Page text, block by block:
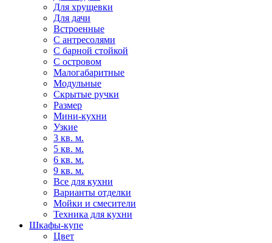
Для хрущевки
Для дачи
Встроенные
С антресолями
С барной стойкой
С островом
Малогабаритные
Модульные
Скрытые ручки
Размер
Мини-кухни
Узкие
3 кв. м.
5 кв. м.
6 кв. м.
9 кв. м.
Все для кухни
Варианты отделки
Мойки и смесители
Техника для кухни
Шкафы-купе
Цвет